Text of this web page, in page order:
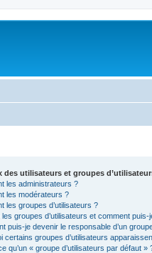
des utilisateurs et groupes
les administrateurs ?
les modérateurs ?
les groupes d’utilisateurs ?
groupes d’utilisateurs et comment puis-
puis-je devenir le responsable d’un
certains groupes d’utilisateurs
qu’un « groupe d’utilisateurs par défaut »